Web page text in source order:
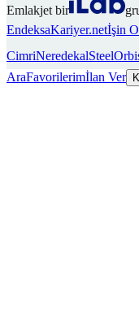
Emlakjet bir
EndeksaKariyer.netİşin
CimriNeredekal
AraFavorilerimİlan Ver